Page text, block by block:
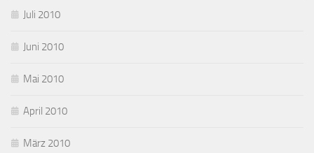
Juli 2010
Juni 2010
Mai 2010
April 2010
März 2010